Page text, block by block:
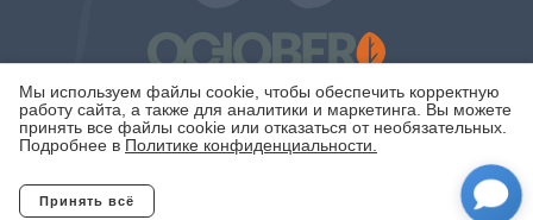
Мы используем файлы cookie, чтобы обеспечить корректную
работу сайта, а также для аналитики и маркетинга. Вы можете
принять все файлы cookie или отказаться от необязательных.
Подробнее в Политике конфиденциальности.
Принять всё
Политика конфиденциальности
Copyright © 2007 - 2026. Интернет-магазин БЭБИЛОН.